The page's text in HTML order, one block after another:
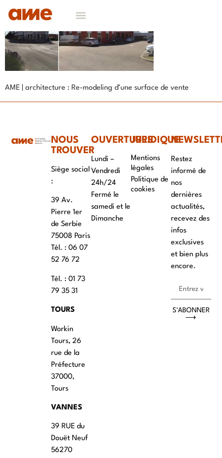
AME | architecture : Re-modeling d’une surface de vente
NOUS
TROUVER
Siège social
:
39 Av.
Pierre 1er
de Serbie
75008 Paris
Tél. : ‭06 07
52 76 72
Tél. : 01 73
79 35 31
TOURS
Workin
Tours, 26
rue de la
Préfecture
37000,
Tours
VANNES
39 RUE du
Douët Neuf
56270
OUVERTURES
Lundi –
Vendredi
24h/24
Fermé le
samedi et le
Dimanche
JURIDIQUE
Mentions
légales
Politique de
cookies
Restez
informé de
nos
dernières
actualités,
recevez des
infos
exclusives
et bien plus
encore.
S'ABONNER
⟶